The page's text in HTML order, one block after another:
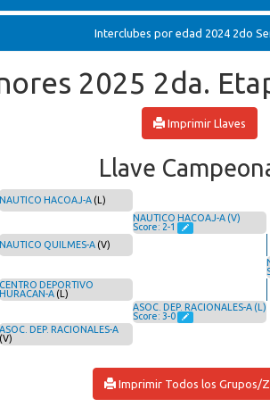
Interclubes por edad 2024 2do
2025 2da.
Imprimir Llaves
Llave
NAUTICO HACOAJ-A (L)
NAUTICO QUILMES-A (V)
CENTRO DEPORTIVO
HURACAN-A (L)
ASOC. DEP. RACIONALES-A
(V)
NAUTICO HACOAJ-A (V)
Score: 2-1
ASOC. DEP. RACIONALES-A (L)
Score: 3-0
Imprimir Todos los Grupos/